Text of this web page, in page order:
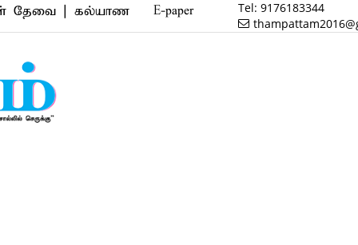
| கல்யாண வரன் | மருத்துவம் | வணிகம் | பைனான்ஸ் |
E-paper Tel: 9176183344